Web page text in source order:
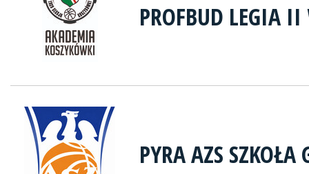
PROFBUD LEGIA
PYRA AZS